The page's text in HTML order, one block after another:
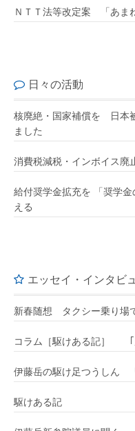
ＮＴＴ法等改定案 「あま
日々の活動
核廃絶・国家補償を 日本
ました
消費税減税・インボイス
給付奨学金拡充を 「奨学
える
エッセイ・インタビ
新春随想 タクシー乗り場
コラム［駆けある記］ ｢
伊藤岳の駆け足つうしん
駆けある記